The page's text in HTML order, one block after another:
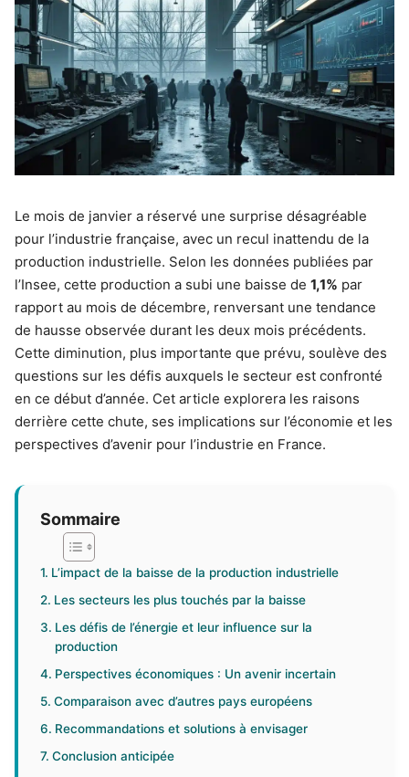
Le mois de janvier a réservé une surprise désagréable
pour l’industrie française, avec un recul inattendu de la
production industrielle. Selon les données publiées par
l’Insee, cette production a subi une baisse de 1,1% par
rapport au mois de décembre, renversant une tendance
de hausse observée durant les deux mois précédents.
Cette diminution, plus importante que prévu, soulève des
questions sur les défis auxquels le secteur est confronté
en ce début d’année. Cet article explorera les raisons
derrière cette chute, ses implications sur l’économie et les
perspectives d’avenir pour l’industrie en France.
Sommaire
L’impact de la baisse de la production industrielle
Les secteurs les plus touchés par la baisse
Les défis de l’énergie et leur influence sur la
production
Perspectives économiques : Un avenir incertain
Comparaison avec d’autres pays européens
Recommandations et solutions à envisager
Conclusion anticipée